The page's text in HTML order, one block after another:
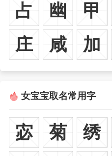
占
幽 甲
庄
咸 加
女宝宝取名常用字
宓 菊 绣